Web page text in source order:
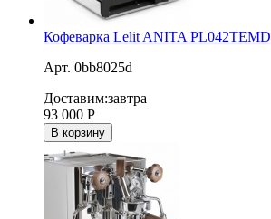
Кофеварка Lelit ANITA PL042TEMD
Арт. 0bb8025d
Доставим:завтра
93 000 Р
В корзину